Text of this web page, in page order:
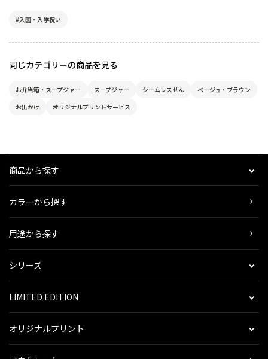
#入園・入学祝い
同じカテゴリーの商品を見る
お弁当箱・スープジャー スープジャー シームレスせん
ベージュ・ブラウン
お出かけ
オリジナルプリントサービス
商品から探す
カラーから探す
用途から探す
シリーズ
LIMITED EDITION
オリジナルプリント